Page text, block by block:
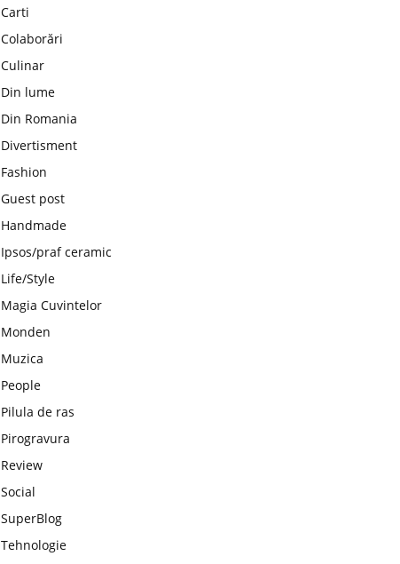
Carti
Colaborări
Culinar
Din lume
Din Romania
Divertisment
Fashion
Guest post
Handmade
Ipsos/praf ceramic
Life/Style
Magia Cuvintelor
Monden
Muzica
People
Pilula de ras
Pirogravura
Review
Social
SuperBlog
Tehnologie